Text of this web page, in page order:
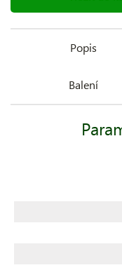
Popis
Balení